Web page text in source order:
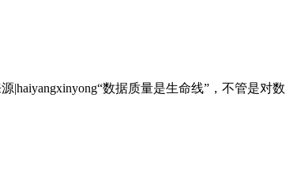
数据质量是生命线”，不管是对数